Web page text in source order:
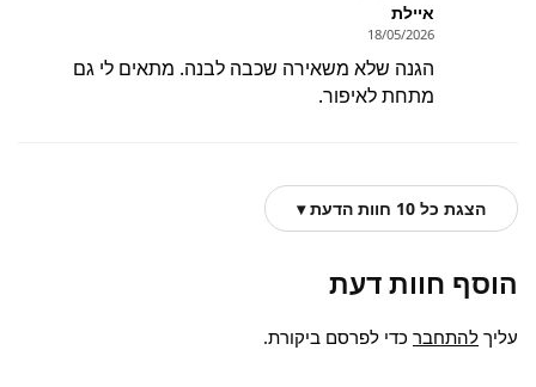
איילת
18/05/2026
הגנה שלא משאירה שכבה לבנה. מתאים לי גם
מתחת לאיפור.
הצגת כל 10 חוות הדעת ▾
הוסף חוות דעת
עליך להתחבר כדי לפרסם ביקורת.